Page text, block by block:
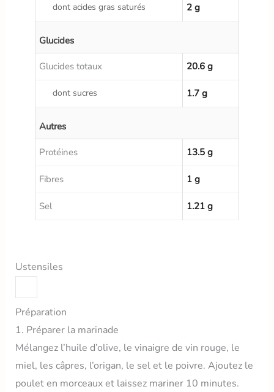
dont acides gras saturés 2 g
Glucides
Glucides totaux 20.6 g
dont sucres 1.7 g
Autres
Protéines 13.5 g
Fibres 1 g
Sel 1.21 g
Ustensiles
Préparation
1. Préparer la marinade
Mélangez l’huile d’olive, le vinaigre de vin rouge, le
miel, les câpres, l’origan, le sel et le poivre. Ajoutez le
poulet en morceaux et laissez mariner 10 minutes.